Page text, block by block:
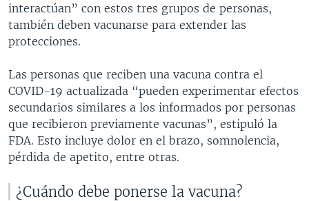
interactúan” con estos tres grupos de personas,
también deben vacunarse para extender las
protecciones.
Las personas que reciben una vacuna contra el
COVID-19 actualizada “pueden experimentar efectos
secundarios similares a los informados por personas
que recibieron previamente vacunas”, estipuló la
FDA. Esto incluye dolor en el brazo, somnolencia,
pérdida de apetito, entre otras.
¿Cuándo debe ponerse la vacuna?